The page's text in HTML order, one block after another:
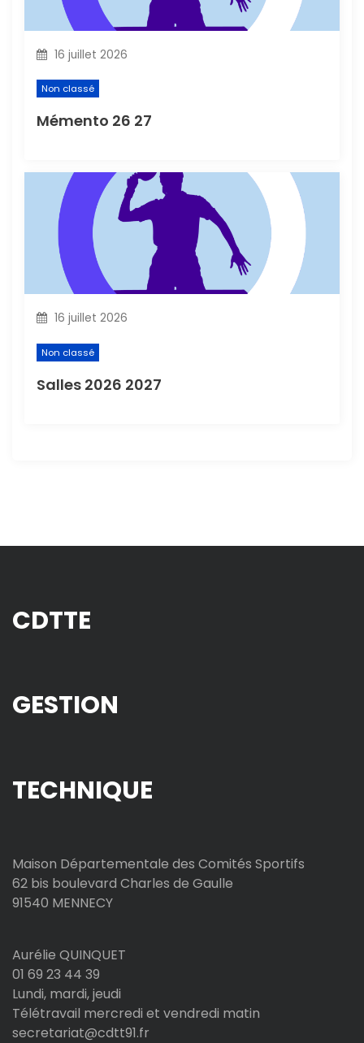
l
e
16 juillet 2026
Non classé
Mémento 26 27
16 juillet 2026
Non classé
Salles 2026 2027
CDTTE
GESTION
TECHNIQUE
Maison Départementale des Comités Sportifs
62 bis boulevard Charles de Gaulle
91540 MENNECY
Aurélie QUINQUET
01 69 23 44 39
Lundi, mardi, jeudi
Télétravail mercredi et vendredi matin
secretariat@cdtt91.fr